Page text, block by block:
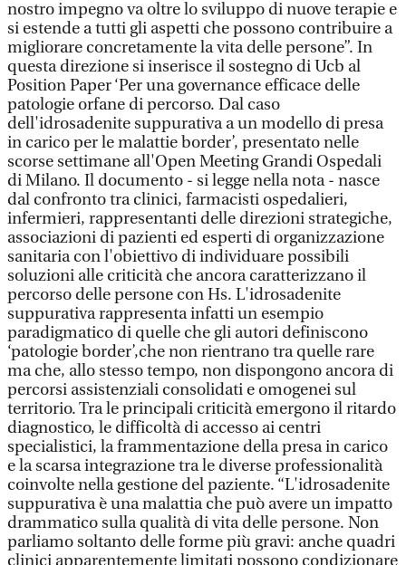
nostro impegno va oltre lo sviluppo di nuove terapie e
si estende a tutti gli aspetti che possono contribuire a
migliorare concretamente la vita delle persone”. In
questa direzione si inserisce il sostegno di Ucb al
Position Paper ‘Per una governance efficace delle
patologie orfane di percorso. Dal caso
dell'idrosadenite suppurativa a un modello di presa
in carico per le malattie border’, presentato nelle
scorse settimane all'Open Meeting Grandi Ospedali
di Milano. Il documento - si legge nella nota - nasce
dal confronto tra clinici, farmacisti ospedalieri,
infermieri, rappresentanti delle direzioni strategiche,
associazioni di pazienti ed esperti di organizzazione
sanitaria con l'obiettivo di individuare possibili
soluzioni alle criticità che ancora caratterizzano il
percorso delle persone con Hs. L'idrosadenite
suppurativa rappresenta infatti un esempio
paradigmatico di quelle che gli autori definiscono
‘patologie border’,che non rientrano tra quelle rare
ma che, allo stesso tempo, non dispongono ancora di
percorsi assistenziali consolidati e omogenei sul
territorio. Tra le principali criticità emergono il ritardo
diagnostico, le difficoltà di accesso ai centri
specialistici, la frammentazione della presa in carico
e la scarsa integrazione tra le diverse professionalità
coinvolte nella gestione del paziente. “L'idrosadenite
suppurativa è una malattia che può avere un impatto
drammatico sulla qualità di vita delle persone. Non
parliamo soltanto delle forme più gravi: anche quadri
clinici apparentemente limitati possono condizionare